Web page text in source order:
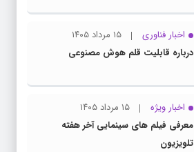
اخبار فناوری
۱۵ مرداد ۱۴۰۵
درباره قابلیت قلم هوش مصنوعی
اخبار ویژه
۱۵ مرداد ۱۴۰۵
معرفی فیلم های سینمایی آخر هفته
تلویزیون